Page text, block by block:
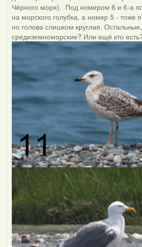
Чёрного моря). Под номером 6 и 6-а
на морского голубка, а номер 5 - тоже
но голова слишком круглая.
средиземноморские? Или ещё кто